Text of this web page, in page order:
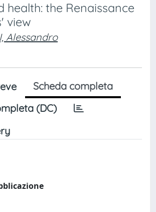
health: the Renaissance
view
Alessandro
Scheda completa
(DC)